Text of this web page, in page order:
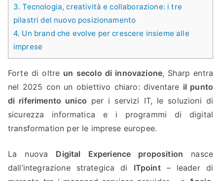
3. Tecnologia, creatività e collaborazione: i tre
pilastri del nuovo posizionamento
4. Un brand che evolve per crescere insieme alle
imprese
Forte di oltre un secolo di innovazione, Sharp entra
nel 2025 con un obiettivo chiaro: diventare il punto
di riferimento unico per i servizi IT, le soluzioni di
sicurezza informatica e i programmi di digital
transformation per le imprese europee.
La nuova Digital Experience proposition nasce
dall’integrazione strategica di ITpoint– leader di